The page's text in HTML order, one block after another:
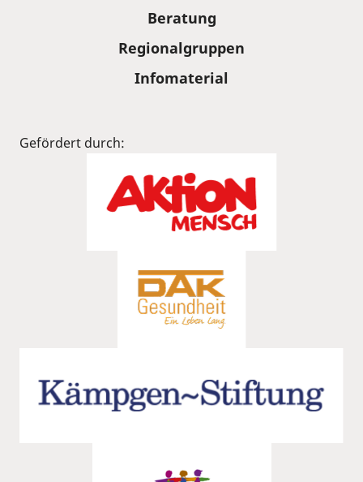
Beratung
Regionalgruppen
Infomaterial
Gefördert durch: